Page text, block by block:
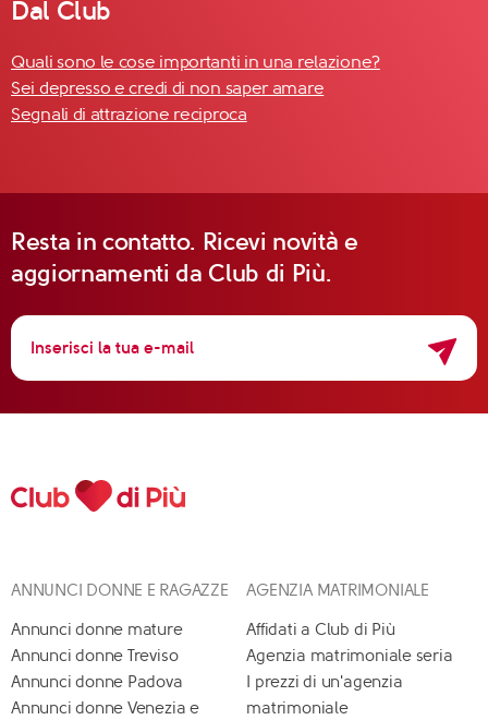
Dal Club
Quali sono le cose importanti in una relazione?
Sei depresso e credi di non saper amare
Segnali di attrazione reciproca
Resta in contatto. Ricevi novità e
aggiornamenti da Club di Più.
ANNUNCI DONNE E RAGAZZE
Annunci donne mature
Annunci donne Treviso
Annunci donne Padova
Annunci donne Venezia e
AGENZIA MATRIMONIALE
Affidati a Club di Più
Agenzia matrimoniale seria
I prezzi di un'agenzia
matrimoniale